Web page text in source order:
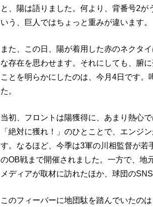
と、陽は語りました。何より、背番号2
いう、巨人ではちょっと重みが違います。
また、この日、陽が着用した赤のネクタ
な存在を思わせます。それにしても、腑
ことを明らかにしたのは、今月4日です
た。
当初、フロントは陽獲得に、あまり熱心
「絶対に獲れ！」のひとことで、エンジ
す。なるほど、今季は3軍の川相監督が
のOB戦まで開催されました。一方で、地
メディアが取材に訪れたほか、球団の
このフィーバーに地団駄を踏んでいたの